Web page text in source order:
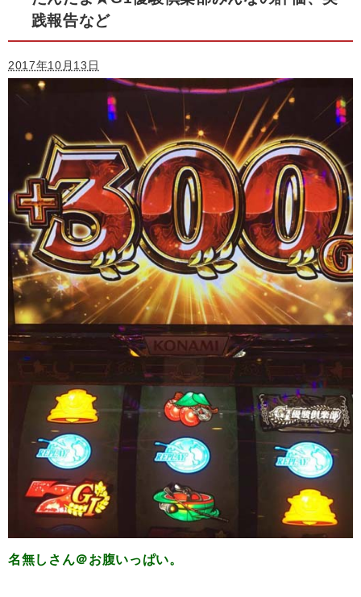
践報告など
2017年10月13日
名無しさん＠お腹いっぱい。